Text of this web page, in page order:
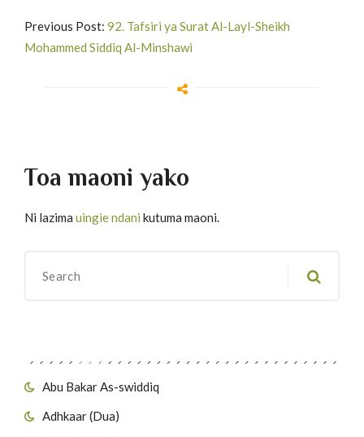
Abu Bakar As-swiddiq
Adhkaar (Dua)
Previous Post: 92. Tafsiri ya Surat Al-Layl-Sheikh
Mohammed Siddiq Al-Minshawi
Toa maoni yako
Ni lazima uingie ndani kutuma maoni.